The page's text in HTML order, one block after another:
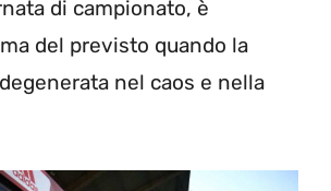
di campionato, è
del previsto quando la
nel caos e nella